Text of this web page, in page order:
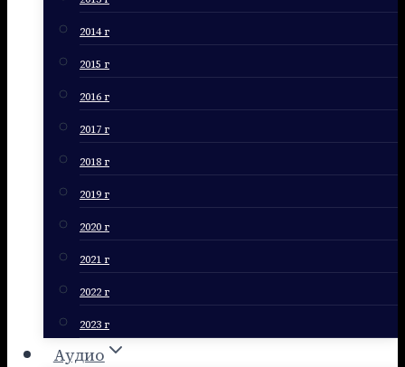
2014 г
2015 г
2016 г
2017 г
2018 г
2019 г
2020 г
2021 г
2022 г
2023 г
Аудио